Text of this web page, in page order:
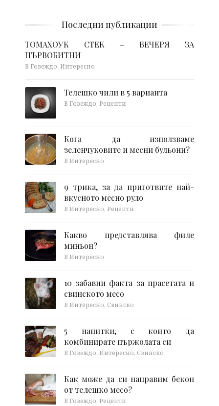
Последни публикации
ТОМАХОУК СТЕК – ВЕЧЕРЯ ЗА
ПЪРВОБИТНИ
В Говеждо, Интересно
Телешко чили в 5 варианта
В Говеждо, Рецепти
Кога да използваме
зеленчуковите и месни бульони?
В Интересно
9 трика, за да приготвите най-
вкусното месно руло
В Интересно, Рецепти
Какво представлява филе
миньон?
В Интересно
10 забавни факта за прасетата и
свинското месо
В Интересно, Свинско
5 напитки, с които да
комбинирате пържолата си
В Говеждо, Интересно, Свинско
Как може да си направим бекон
от телешко месо?
В Говеждо, Рецепти